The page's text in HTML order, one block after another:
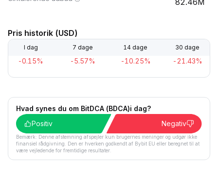
82.46M
Pris historik (USD)
I dag 7 dage 14 dage 30 dage
-0.15% -5.57% -10.25% -21.43%
Hvad synes du om BitDCA (BDCA)i dag?
Positiv
Negativ
Bemærk: Denne afstemning afspejler kun brugernes meninger og udgør ikke
finansiel rådgivning. Den er hverken godkendt af Bybit EU eller beregnet til at
være vejledende for fremtidige resultater.